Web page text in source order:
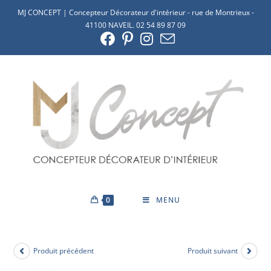
MJ CONCEPT | Concepteur Décorateur d'intérieur - rue de Montrieux -
41100 NAVEIL. 02 54 89 87 09
0 MENU
Produit précédent Produit suivant